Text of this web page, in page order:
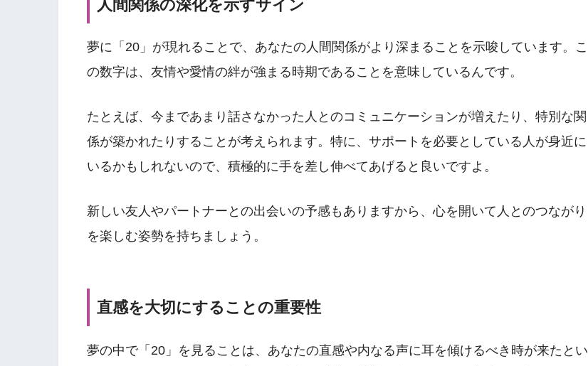
人間関係の深化を示すサイン
夢に「20」が現れることで、あなたの人間関係がより深まることを示唆しています。こ
の数字は、友情や愛情の絆が強まる時期であることを意味しているんです。
たとえば、今まであまり話さなかった人とのコミュニケーションが増えたり、特別な関
係が築かれたりすることが考えられます。特に、サポートを必要としている人が身近に
いるかもしれないので、積極的に手を差し伸べてあげると良いですよ。
新しい友人やパートナーとの出会いの予感もありますから、心を開いて人とのつながり
を楽しむ姿勢を持ちましょう。
直感を大切にすることの重要性
夢の中で「20」を見ることは、あなたの直感や内なる声に耳を傾けるべき時が来たとい